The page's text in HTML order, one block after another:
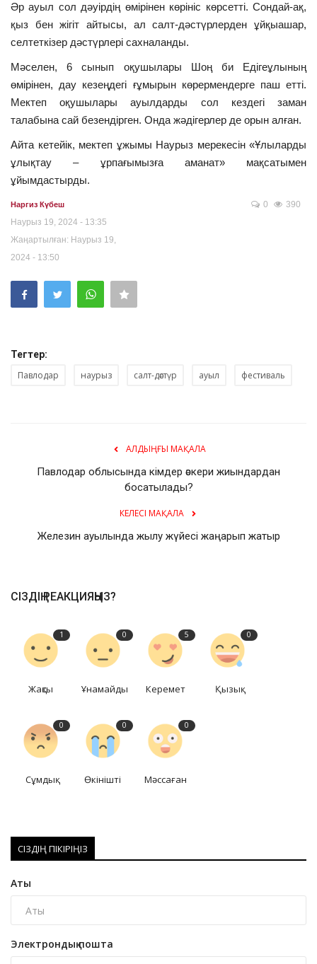
Әр ауыл сол дәуірдің өмірінен көрініс көрсетті. Сондай-ақ,
қыз бен жігіт айтысы, ал салт-дәстүрлерден ұйқыашар,
селтеткізер дәстүрлері сахналанды.
Мәселен, 6 сынып оқушылары Шоң би Едігеұлының
өмірінен, дау кезеңдегі ғұмырын көрермендерге паш етті.
Мектеп оқушылары ауылдарды сол кездегі заман
талабына сай безендірген. Онда жәдігерлер де орын алған.
Айта кетейік, мектеп ұжымы Наурыз мерекесін «Ұлыларды
ұлықтау – ұрпағымызға аманат» мақсатымен
ұйымдастырды.
Наргиз Күбеш
Наурыз 19, 2024 - 13:35
Жаңартылған: Наурыз 19,
2024 - 13:50
0 390
Тегтер:
Павлодар наурыз салт-дәстүр ауыл фестиваль
АЛДЫҢҒЫ МАҚАЛА
Павлодар облысында кімдер әскери жиындардан
босатылады?
КЕЛЕСІ МАҚАЛА
Железин ауылында жылу жүйесі жаңарып жатыр
СІЗДІҢ РЕАКЦИЯҢЫЗ?
1
Жақсы
0
Ұнамайды
5
Керемет
0
Қызық
0
Сұмдық
0
Өкінішті
0
Мәссаған
СІЗДІҢ ПІКІРІҢІЗ
Аты
Электрондық пошта